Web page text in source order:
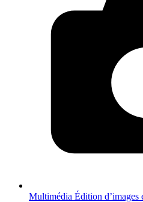
Multimédia Édition d’images